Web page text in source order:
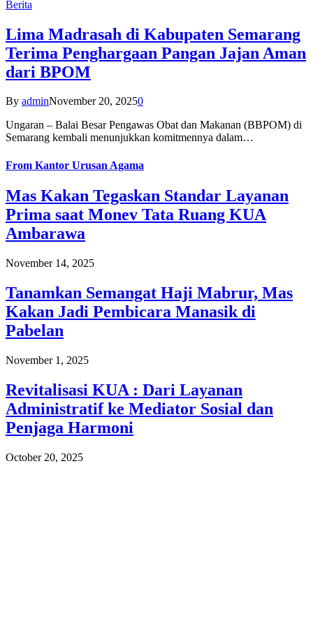
Berita
Lima Madrasah di Kabupaten Semarang
Terima Penghargaan Pangan Jajan Aman
dari BPOM
By adminNovember 20, 20250
Ungaran – Balai Besar Pengawas Obat dan Makanan (BBPOM) di
Semarang kembali menunjukkan komitmennya dalam…
From Kantor Urusan Agama
Mas Kakan Tegaskan Standar Layanan
Prima saat Monev Tata Ruang KUA
Ambarawa
November 14, 2025
Tanamkan Semangat Haji Mabrur, Mas
Kakan Jadi Pembicara Manasik di
Pabelan
November 1, 2025
Revitalisasi KUA : Dari Layanan
Administratif ke Mediator Sosial dan
Penjaga Harmoni
October 20, 2025